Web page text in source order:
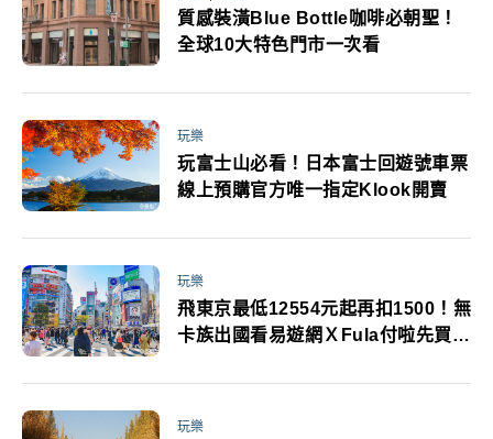
質感裝潢Blue Bottle咖啡必朝聖！
全球10大特色門市一次看
玩樂
玩富士山必看！日本富士回遊號車票
線上預購官方唯一指定Klook開賣
玩樂
飛東京最低12554元起再扣1500！無
卡族出國看易遊網ＸFula付啦先買後
玩樂